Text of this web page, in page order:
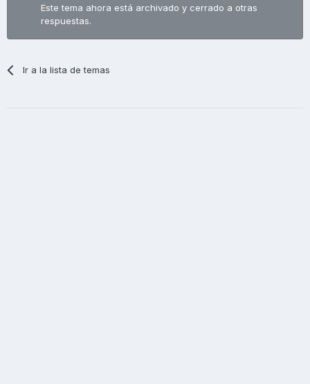
Este tema ahora está archivado y cerrado a otras
respuestas.
Ir a la lista de temas